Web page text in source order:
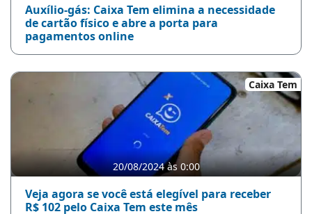
Auxílio-gás: Caixa Tem elimina a necessidade
de cartão físico e abre a porta para
pagamentos online
Caixa Tem
20/08/2024 às 0:00
Veja agora se você está elegível para receber
R$ 102 pelo Caixa Tem este mês